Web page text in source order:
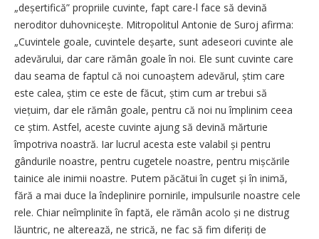
„deșertifică” propriile cuvinte, fapt care-l face să devină
neroditor duhovnicește. Mitropolitul Antonie de Suroj afirma:
„Cuvintele goale, cuvintele deșarte, sunt adeseori cuvinte ale
adevărului, dar care rămân goale în noi. Ele sunt cuvinte care
dau seama de faptul că noi cunoaștem adevărul, știm care
este calea, știm ce este de făcut, știm cum ar trebui să
viețuim, dar ele rămân goale, pentru că noi nu împlinim ceea
ce știm. Astfel, aceste cuvinte ajung să devină mărturie
împotriva noastră. Iar lucrul acesta este valabil și pentru
gândurile noastre, pentru cugetele noastre, pentru mișcările
tainice ale inimii noastre. Putem păcătui în cuget și în inimă,
fără a mai duce la îndeplinire pornirile, impulsurile noastre cele
rele. Chiar neîmplinite în faptă, ele rămân acolo și ne distrug
lăuntric, ne alterează, ne strică, ne fac să fim diferiți de